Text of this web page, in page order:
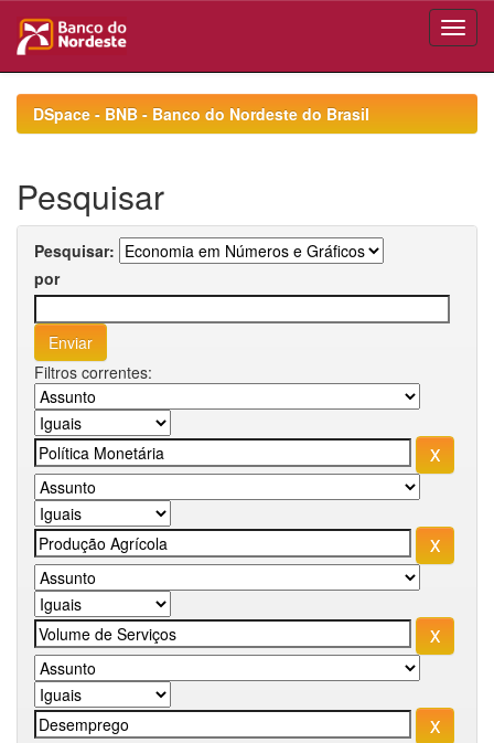
navigationDSpace - BNB - Banco do Nordeste do Brasil
Pesquisar
Pesquisar:
por
Filtros correntes: